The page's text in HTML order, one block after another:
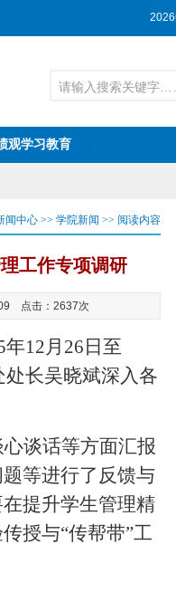
观学习教育
08-19
08-19
闻中心 >> 学院新闻 >> 阅读内容
工作专项调研
点击：2637次
年12月26日至
长吴晓斌深入各
谈话等方面汇报
等进行了反馈与
提升学生管理精
授与“传帮带”工